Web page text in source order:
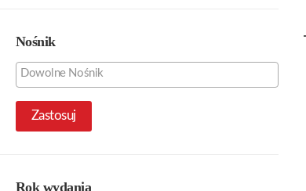
Nośnik
Zastosuj
Rok wydania